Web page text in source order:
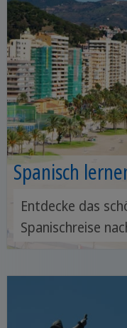
Spanisch
Entdecke das
Spanischreise